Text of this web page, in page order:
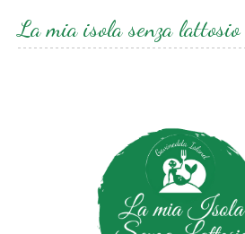
La mia isola senza lattosio